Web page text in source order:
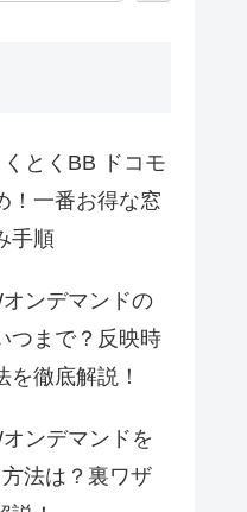
くとくBB ドコモ
！一番お得な窓
手順
オンデマンドの
つまで？反映時
徹底解説！
ンデマンドを
法は？裏ワザ